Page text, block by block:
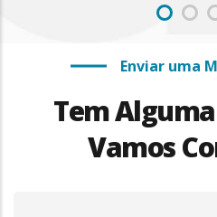
Enviar uma
Tem
Vamos